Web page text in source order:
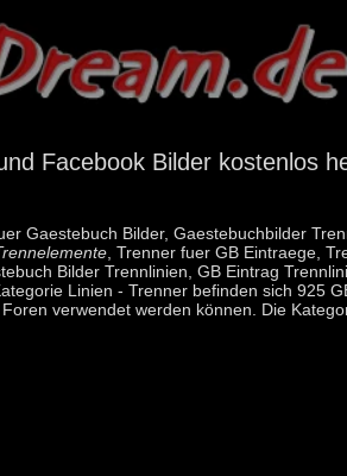
Facebook Bilder kostenlos
Gaestebuch Bilder, Gaestebuchbilder
, Trenner fuer GB Eintraege,
Bilder Trennlinien, GB Eintrag
Linien - Trenner befinden sich 925
verwendet werden können. Die